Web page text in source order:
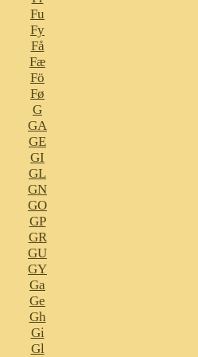
Fu
Fy
Få
Fæ
Fö
Fø
G
GA
GE
GI
GL
GN
GO
GP
GR
GU
GY
Ga
Ge
Gh
Gi
Gl